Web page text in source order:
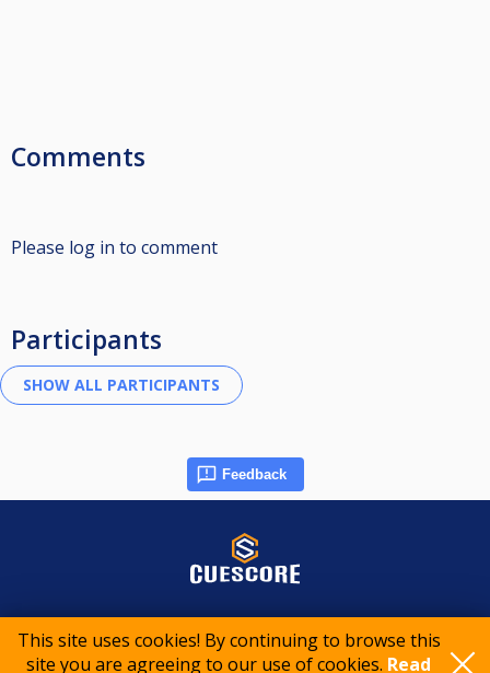
This site uses cookies! By continuing to browse this
site you are agreeing to our use of cookies. Read
Comments
Please log in to comment
Participants
Feedback
© 2015-2026 CueScore International